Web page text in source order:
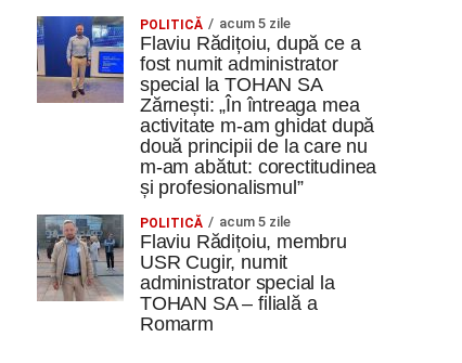
POLITICĂ acum 5 zile
Flaviu Rădițoiu, după ce a
fost numit administrator
special la TOHAN SA
Zărnești: „În întreaga mea
activitate m-am ghidat după
două principii de la care nu
m-am abătut: corectitudinea
și profesionalismul”
POLITICĂ acum 5 zile
Flaviu Rădițoiu, membru
USR Cugir, numit
administrator special la
TOHAN SA – filială a
Romarm